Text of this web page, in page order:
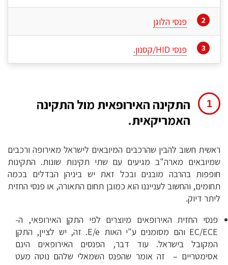
פנסי הלוגן
פנסי HID/קסנון.
התקינה האירופאית מול התקינה
האמריקאית.
ראשית חשוב להבין שהרכבים המיובאים לישראל מאירופה ורכבים
שמיובאים מארה"ב מגיעים עם שתי תקינות שונות. התקינות
חופפות בהרבה מובנים ובכל זאת יש ביניהן הבדלים בכמה
תחומים, והחשוב לענייננו הוא כמובן תחום התאורה, או פנסי החזית
ליתר דיוק.
פנסי החזית האירופאים מיוצרים לפי התקן האירופאי, ה-
EC/ECE והם מסומנים ע"י האות E/e. זה, יש לציין, התקן
המקובל בישראל. עוד דבר, הפנסים האירופאים הינם
אסימטריים – זה אומר שהפנס השמאלי שלהם נוטה מעט